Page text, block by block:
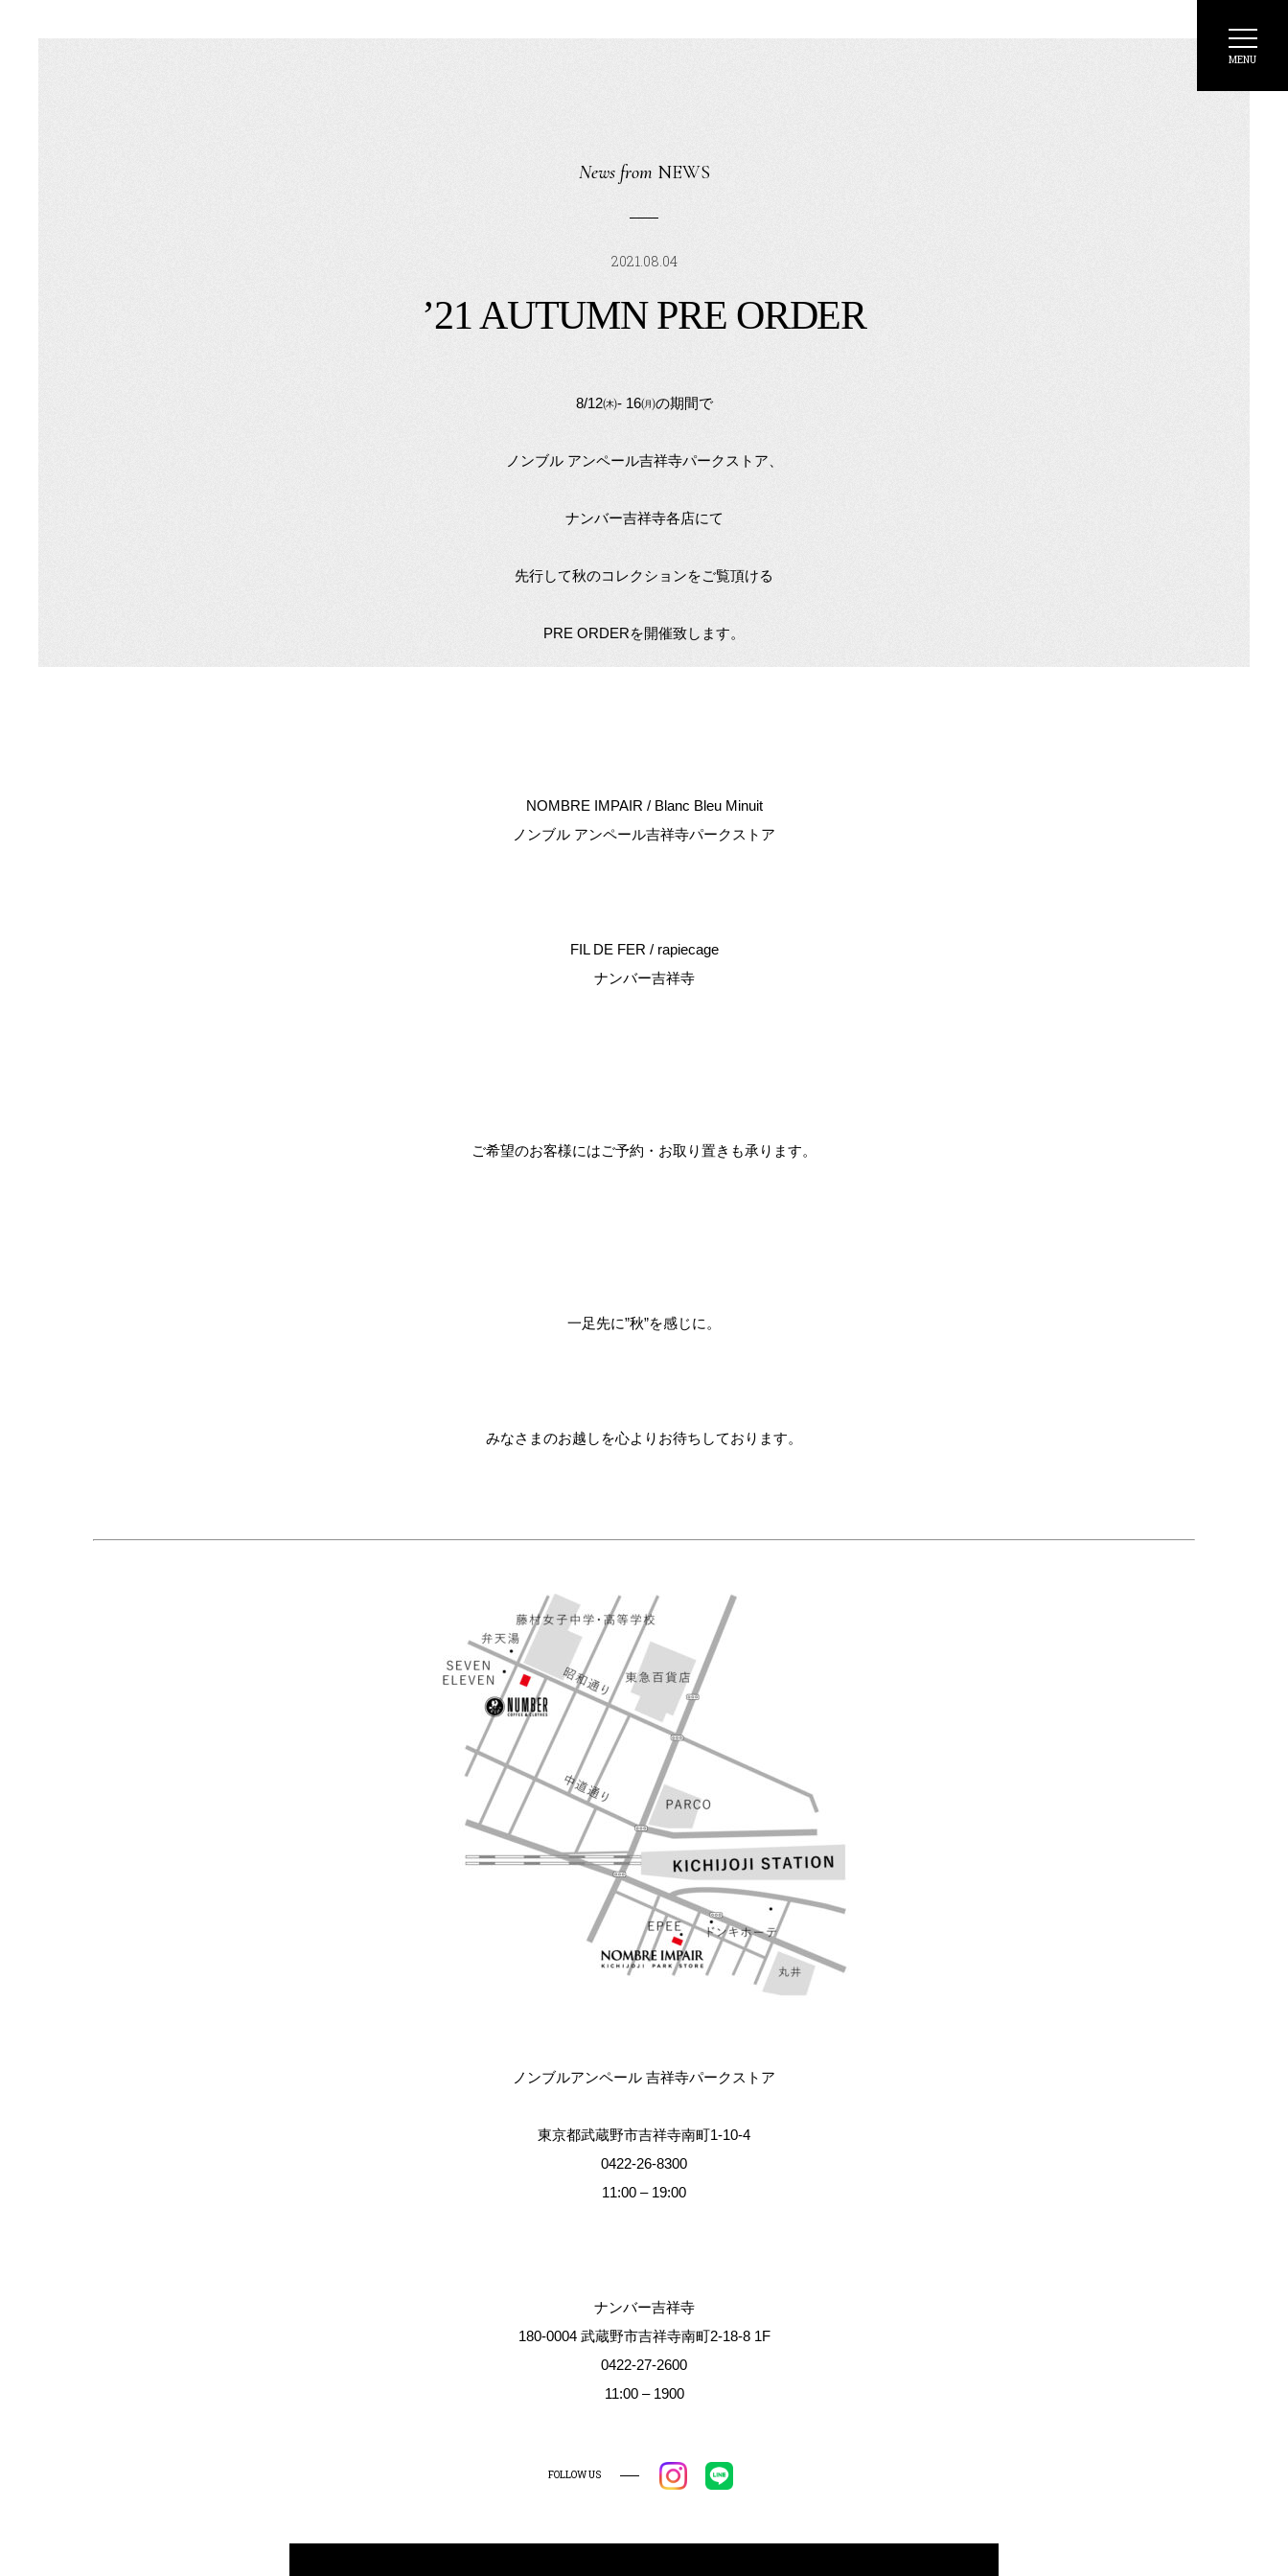
MENU
News from NEWS
2021.08.04
’21 AUTUMN PRE ORDER
8/12㈭- 16㈪の期間で
ノンブル アンペール吉祥寺パークストア、
ナンバー吉祥寺各店にて
先行して秋のコレクションをご覧頂ける
PRE ORDERを開催致します。
NOMBRE IMPAIR / Blanc Bleu Minuit
ノンブル アンペール吉祥寺パークストア
FIL DE FER / rapiecage
ナンバー吉祥寺
ご希望のお客様にはご予約・お取り置きも承ります。
一足先に”秋”を感じに。
みなさまのお越しを心よりお待ちしております。
ノンブルアンペール 吉祥寺パークストア
東京都武蔵野市吉祥寺南町1-10-4
0422-26-8300
11:00 – 19:00
ナンバー吉祥寺
180-0004 武蔵野市吉祥寺南町2-18-8 1F
0422-27-2600
11:00 – 1900
FOLLOW US